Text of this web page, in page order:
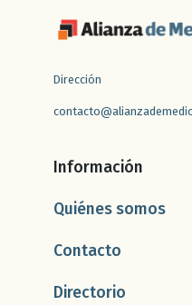
Dirección
Información
Quiénes somos
Contacto
Directorio